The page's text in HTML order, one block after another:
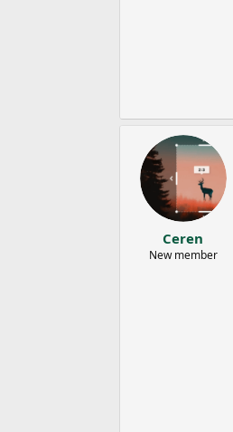
Ceren
New member